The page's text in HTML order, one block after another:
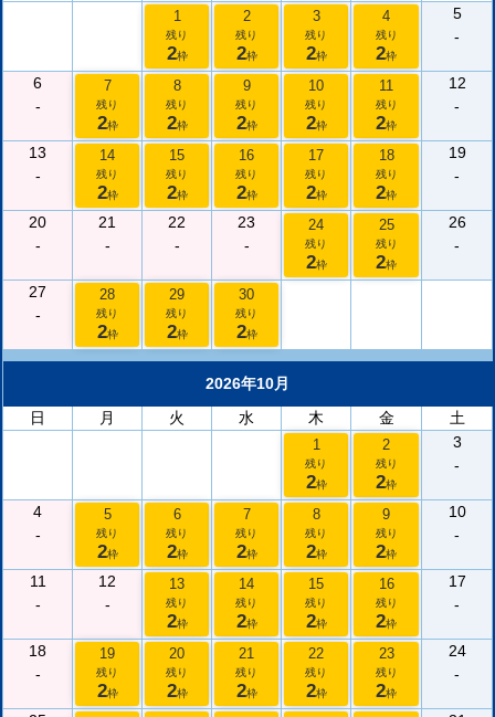
1
残り
2枠
2
残り
2枠
3
残り
2枠
4
残り
2枠
5
-
6
-
7
残り
2枠
8
残り
2枠
9
残り
2枠
10
残り
2枠
11
残り
2枠
12
-
13
-
14
残り
2枠
15
残り
2枠
16
残り
2枠
17
残り
2枠
18
残り
2枠
19
-
20
-
21
-
22
-
23
-
24
残り
2枠
25
残り
2枠
26
-
27
-
28
残り
2枠
29
残り
2枠
30
残り
2枠
2026年10月
日
月 火 水 木 金 土
1
残り
2枠
2
残り
2枠
3
-
4
-
5
残り
2枠
6
残り
2枠
7
残り
2枠
8
残り
2枠
9
残り
2枠
10
-
11
-
12
-
13
残り
2枠
14
残り
2枠
15
残り
2枠
16
残り
2枠
17
-
18
-
19
残り
2枠
20
残り
2枠
21
残り
2枠
22
残り
2枠
23
残り
2枠
24
-